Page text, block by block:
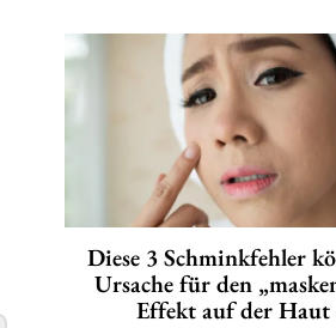
Diese 3 Schminkfehler
Ursache für den
Effekt auf der Haut